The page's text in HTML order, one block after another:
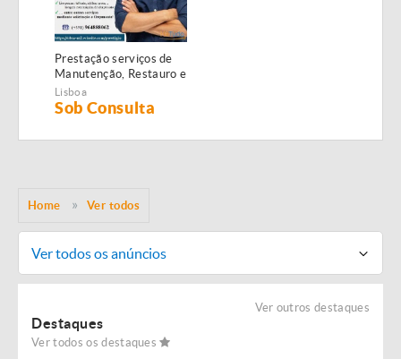
Prestação serviços de
Manutenção, Restauro e
Remodelação de
imóveis!
Lisboa
Sob Consulta
Home Ver todos
Ver todos os anúncios
Ver outros destaques
Destaques
Ver todos os destaques